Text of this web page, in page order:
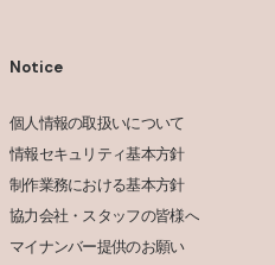
Notice
個人情報の取扱いについて
情報セキュリティ基本方針
制作業務における基本方針
協力会社・スタッフの皆様へ
マイナンバー提供のお願い